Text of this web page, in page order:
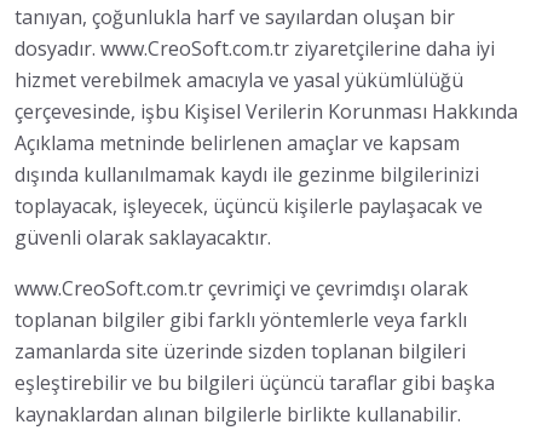
tanıyan, çoğunlukla harf ve sayılardan oluşan bir
dosyadır. www.CreoSoft.com.tr ziyaretçilerine daha iyi
hizmet verebilmek amacıyla ve yasal yükümlülüğü
çerçevesinde, işbu Kişisel Verilerin Korunması Hakkında
Açıklama metninde belirlenen amaçlar ve kapsam
dışında kullanılmamak kaydı ile gezinme bilgilerinizi
toplayacak, işleyecek, üçüncü kişilerle paylaşacak ve
güvenli olarak saklayacaktır.
www.CreoSoft.com.tr çevrimiçi ve çevrimdışı olarak
toplanan bilgiler gibi farklı yöntemlerle veya farklı
zamanlarda site üzerinde sizden toplanan bilgileri
eşleştirebilir ve bu bilgileri üçüncü taraflar gibi başka
kaynaklardan alınan bilgilerle birlikte kullanabilir.